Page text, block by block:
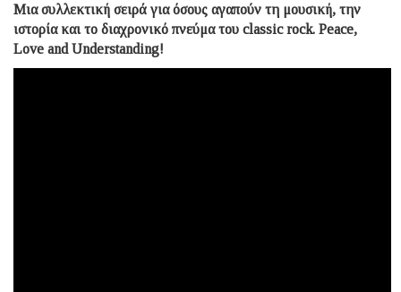
Μια συλλεκτική σειρά για όσους αγαπούν τη μουσική, την
ιστορία και το διαχρονικό πνεύμα του classic rock. Peace,
Love and Understanding!